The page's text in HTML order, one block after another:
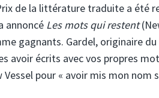
de la littérature traduite a été
annoncé Les mots qui restent
gagnants. Gardel, originaire
avoir écrits avec vos propres
Vessel pour « avoir mis mon nom